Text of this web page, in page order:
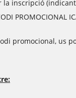
inscripció
PROMOCIONAL
promocional, us